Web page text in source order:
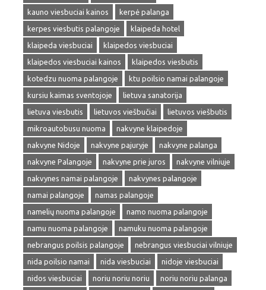
kauno viesbuciai kainos
kerpė palanga
kerpes viesbutis palangoje
klaipeda hotel
klaipeda viesbuciai
klaipedos viesbuciai
klaipedos viesbuciai kainos
klaipedos viesbutis
kotedzu nuoma palangoje
ktu poilsio namai palangoje
kursiu kaimas sventojoje
lietuva sanatorija
lietuva viesbutis
lietuvos viešbučiai
lietuvos viešbutis
mikroautobusu nuoma
nakvyne klaipedoje
nakvyne Nidoje
nakvyne pajuryje
nakvyne palanga
nakvyne Palangoje
nakvyne prie juros
nakvyne vilniuje
nakvynes namai palangoje
nakvynes palangoje
namai palangoje
namas palangoje
namelių nuoma palangoje
namo nuoma palangoje
namu nuoma palangoje
namuku nuoma palangoje
nebrangus poilsis palangoje
nebrangus viesbuciai vilniuje
nida poilsio namai
nida viesbuciai
nidoje viesbuciai
nidos viesbuciai
noriu noriu noriu
noriu noriu palanga